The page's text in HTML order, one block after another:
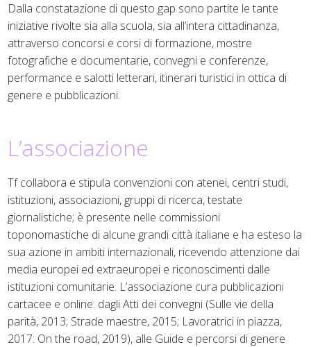
Dalla constatazione di questo gap sono partite le tante
iniziative rivolte sia alla scuola, sia all’intera cittadinanza,
attraverso concorsi e corsi di formazione, mostre
fotografiche e documentarie, convegni e conferenze,
performance e salotti letterari, itinerari turistici in ottica di
genere e pubblicazioni.
L’associazione
Tf collabora e stipula convenzioni con atenei, centri studi,
istituzioni, associazioni, gruppi di ricerca, testate
giornalistiche; è presente nelle commissioni
toponomastiche di alcune grandi città italiane e ha esteso la
sua azione in ambiti internazionali, ricevendo attenzione dai
media europei ed extraeuropei e riconoscimenti dalle
istituzioni comunitarie. L’associazione cura pubblicazioni
cartacee e online: dagli Atti dei convegni (Sulle vie della
parità, 2013; Strade maestre, 2015; Lavoratrici in piazza,
2017: On the road, 2019), alle Guide e percorsi di genere